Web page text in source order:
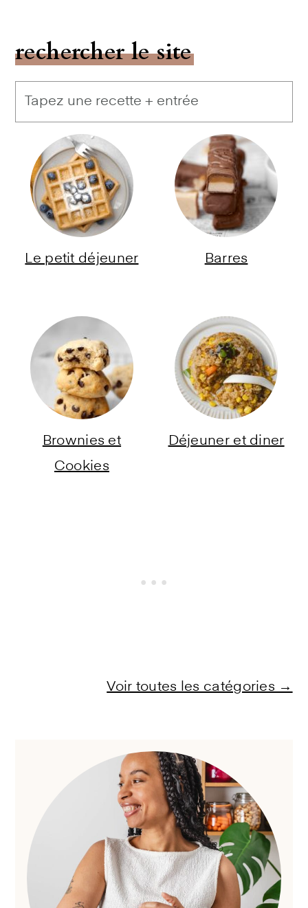
rechercher le site
Le petit déjeuner Barres
Brownies et
Cookies
Déjeuner et diner
Voir toutes les catégories →